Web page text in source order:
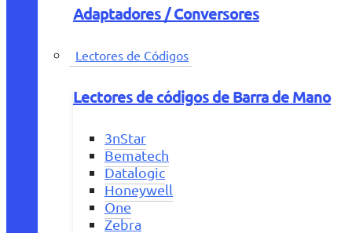
Adaptadores / Conversores
Lectores de Códigos
Lectores de códigos de Barra de Mano
3nStar
Bematech
Datalogic
Honeywell
One
Zebra